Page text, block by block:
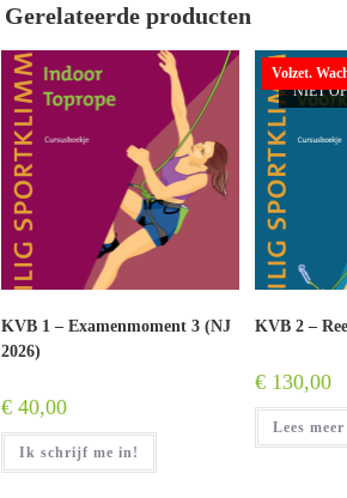
Gerelateerde producten
KVB 1 – Examenmoment 3 (NJ
2026)
€40,00
Ik schrijf me in!
Volzet.
NIET
KVB 2 –
€130,00
Lees meer